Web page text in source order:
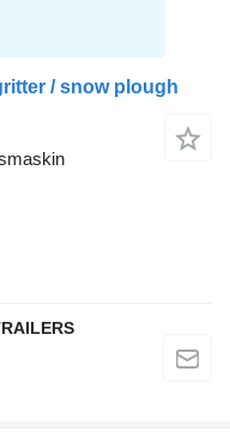
/ snow plough